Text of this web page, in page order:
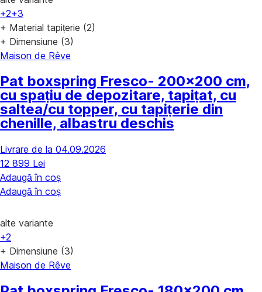
+2+3
+ Material tapițerie (2)
+ Dimensiune (3)
Maison de Rêve
Pat boxspring Fresco- 200x200 cm,
cu spațiu de depozitare, tapițat, cu
saltea/cu topper, cu tapițerie din
chenille, albastru deschis
Livrare de la 04.09.2026
12 899 Lei
Adaugă în coș
Adaugă în coș
alte variante
+2
+ Dimensiune (3)
Maison de Rêve